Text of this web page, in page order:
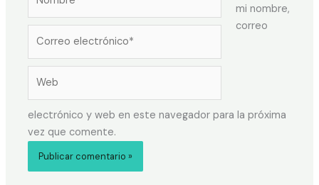
mi nombre,
correo
electrónico y web en este navegador para la próxima
vez que comente.